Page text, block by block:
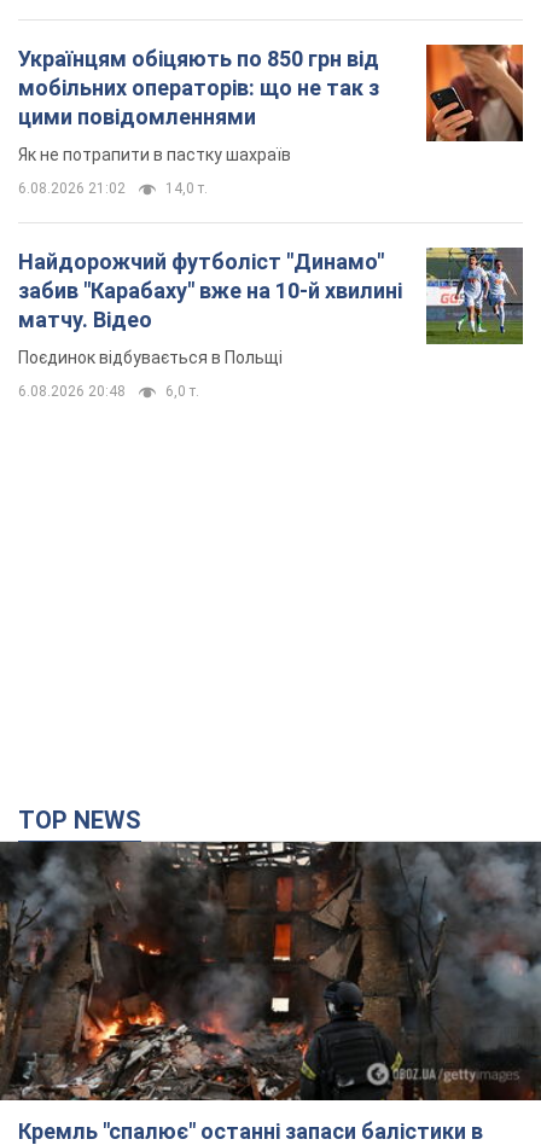
Українцям обіцяють по 850 грн від
мобільних операторів: що не так з
цими повідомленнями
Як не потрапити в пастку шахраїв
6.08.2026 21:02 14,0 т.
Найдорожчий футболіст "Динамо"
забив "Карабаху" вже на 10-й хвилині
матчу. Відео
Поєдинок відбувається в Польщі
6.08.2026 20:48 6,0 т.
TOP NEWS
Кремль "спалює" останні запаси балістики в